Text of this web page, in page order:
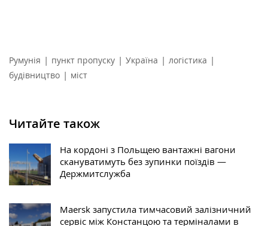
Румунія | пункт пропуску | Україна | логістика |
будівництво | міст
Читайте також
На кордоні з Польщею вантажні вагони
скануватимуть без зупинки поїздів —
Держмитслужба
Maersk запустила тимчасовий залізничний
сервіс між Констанцою та терміналами в